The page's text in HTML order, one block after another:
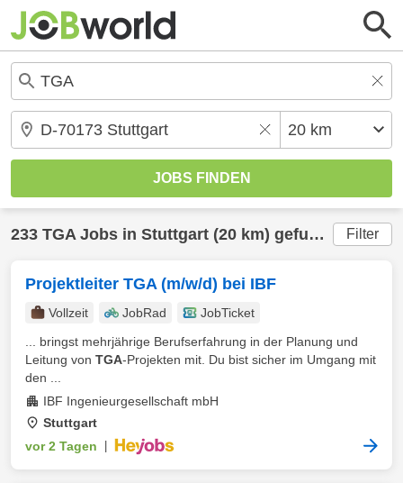
233 TGAJobs in Stuttgart (20 km) gefunden Filter
Projektleiter TGA (m/w/d) bei IBF
Vollzeit JobRad
JobTicket
... bringst mehrjährige Berufserfahrung in der Planung und
Leitung von TGA-Projekten mit. Du bist sicher im Umgang mit
den ...
IBF Ingenieurgesellschaft mbH
Stuttgart
vor 2 Tagen